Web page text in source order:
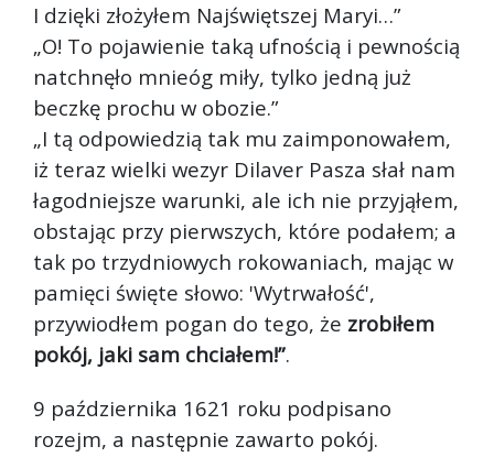
I dzięki złożyłem Najświętszej Maryi…”
„O! To pojawienie taką ufnością i pewnością
natchnęło mnieóg miły, tylko jedną już
beczkę prochu w obozie.”
„I tą odpowiedzią tak mu zaimponowałem,
iż teraz wielki wezyr Dilaver Pasza słał nam
łagodniejsze warunki, ale ich nie przyjąłem,
obstając przy pierwszych, które podałem; a
tak po trzydniowych rokowaniach, mając w
pamięci święte słowo: 'Wytrwałość',
przywiodłem pogan do tego, że zrobiłem
pokój, jaki sam chciałem!”.
9 października 1621 roku podpisano
rozejm, a następnie zawarto pokój.